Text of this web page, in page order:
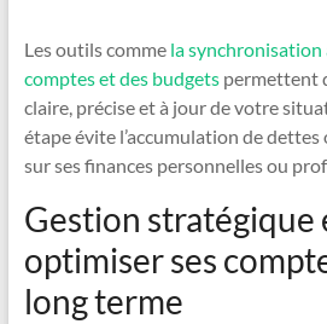
Les outils comme la
comptes et des budgetspermettent
claire, précise et à jour de votre
étape évite l’accumulation de
sur ses finances personnelles ou
Gestion stratégique
optimiser ses
long terme